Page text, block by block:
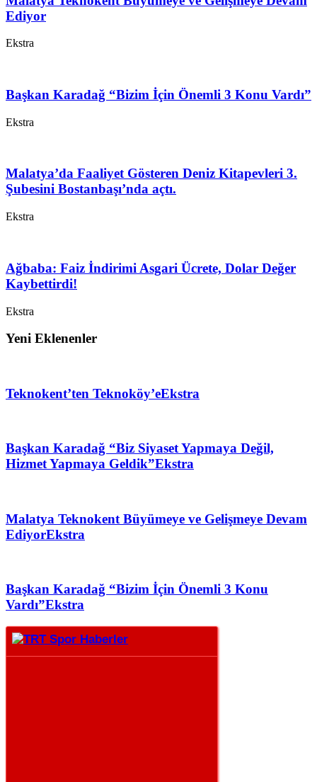
Ediyor
Ekstra
Başkan Karadağ “Bizim İçin Önemli 3 Konu Vardı”
Ekstra
Malatya’da Faaliyet Gösteren Deniz Kitapevleri 3.
Şubesini Bostanbaşı’nda açtı.
Ekstra
Ağbaba: Faiz İndirimi Asgari Ücrete, Dolar Değer
Kaybettirdi!
Ekstra
Yeni Eklenenler
Teknokent’ten Teknoköy’eEkstra
Başkan Karadağ “Biz Siyaset Yapmaya Değil,
Hizmet Yapmaya Geldik”Ekstra
Malatya Teknokent Büyümeye ve Gelişmeye Devam
EdiyorEkstra
Başkan Karadağ “Bizim İçin Önemli 3 Konu
Vardı”Ekstra